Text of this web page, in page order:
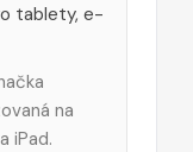
tablety, e-
na
iPad.